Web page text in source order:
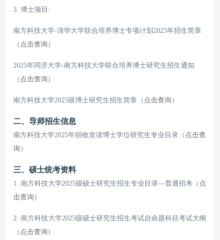
3. 博士项目:
南方科技大学-清华大学联合培养博士专项计划2025年招生简章
（ 点击查询 ）
2025年同济大学-南方科技大学联合培养博士研究生招生通知
（ 点击查询 ）
南方科技大学2025级博士研究生招生简章（ 点击查询 ）
二、导师招生信息
南方科技大学2025年招收攻读博士学位研究生专业目录（ 点击查
询 ）
三、硕士统考资料
1. 南方科技大学2025级硕士研究生招生专业目录—普通招考（ 点
击查询 ）
2. 南方科技大学2025级硕士研究生招生考试自命题科目考试大纲
（ 点击查询 ）